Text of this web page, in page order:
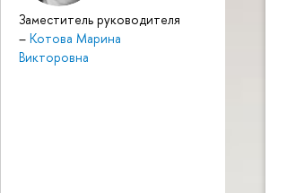
Заместитель руководителя
– Котова Марина
Викторовна